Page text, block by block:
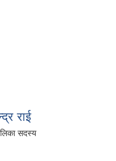
राई
सदस्य